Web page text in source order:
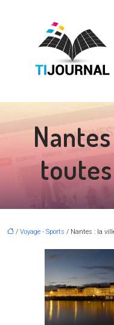
/ Voyage - Sports / Nantes : la